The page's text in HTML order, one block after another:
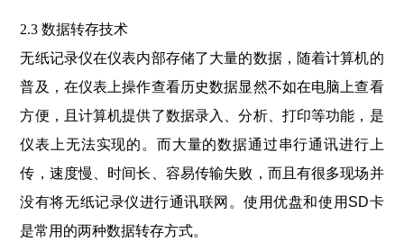
2.3 数据转存技术
无纸记录仪在仪表内部存储了大量的数据，随着计算机的
普及，在仪表上操作查看历史数据显然不如在电脑上查看
方便，且计算机提供了数据录入、分析、打印等功能，是
仪表上无法实现的。而大量的数据通过串行通讯进行上
传，速度慢、时间长、容易传输失败，而且有很多现场并
没有将无纸记录仪进行通讯联网。使用优盘和使用SD卡
是常用的两种数据转存方式。